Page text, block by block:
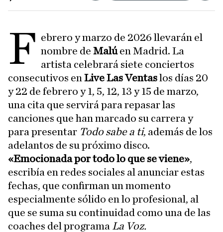
F ebrero y marzo de 2026 llevarán el
nombre de Malúen Madrid. La
artista celebrará siete conciertos
consecutivos en Live Las Ventaslos días 20
y 22 de febrero y 1, 5, 12, 13 y 15 de marzo,
una cita que servirá para repasar las
canciones que han marcado su carrera y
para presentar Todo sabe a ti, además de los
adelantos de su próximo disco.
«Emocionada por todo lo que se viene»,
escribía en redes sociales al anunciar estas
fechas, que confirman un momento
especialmente sólido en lo profesional, al
que se suma su continuidad como una de las
coaches del programa La Voz.